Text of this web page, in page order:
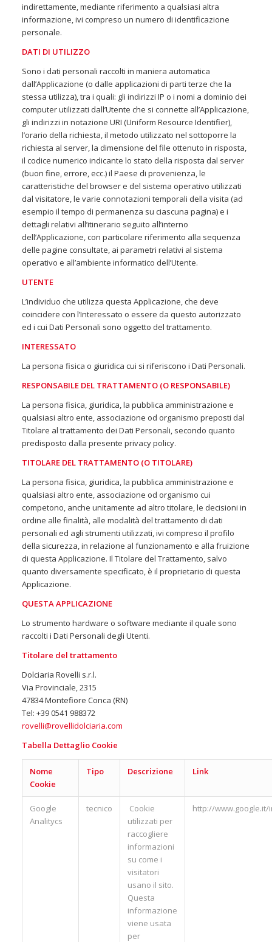
indirettamente, mediante riferimento a qualsiasi altra
informazione, ivi compreso un numero di identificazione
personale.
DATI DI UTILIZZO
Sono i dati personali raccolti in maniera automatica
dall’Applicazione (o dalle applicazioni di parti terze che la
stessa utilizza), tra i quali: gli indirizzi IP o i nomi a dominio dei
computer utilizzati dall’Utente che si connette all’Applicazione,
gli indirizzi in notazione URI (Uniform Resource Identifier),
l’orario della richiesta, il metodo utilizzato nel sottoporre la
richiesta al server, la dimensione del file ottenuto in risposta,
il codice numerico indicante lo stato della risposta dal server
(buon fine, errore, ecc.) il Paese di provenienza, le
caratteristiche del browser e del sistema operativo utilizzati
dal visitatore, le varie connotazioni temporali della visita (ad
esempio il tempo di permanenza su ciascuna pagina) e i
dettagli relativi all’itinerario seguito all’interno
dell’Applicazione, con particolare riferimento alla sequenza
delle pagine consultate, ai parametri relativi al sistema
operativo e all’ambiente informatico dell’Utente.
UTENTE
L’individuo che utilizza questa Applicazione, che deve
coincidere con l’Interessato o essere da questo autorizzato
ed i cui Dati Personali sono oggetto del trattamento.
INTERESSATO
La persona fisica o giuridica cui si riferiscono i Dati Personali.
RESPONSABILE DEL TRATTAMENTO (O RESPONSABILE)
La persona fisica, giuridica, la pubblica amministrazione e
qualsiasi altro ente, associazione od organismo preposti dal
Titolare al trattamento dei Dati Personali, secondo quanto
predisposto dalla presente privacy policy.
TITOLARE DEL TRATTAMENTO (O TITOLARE)
La persona fisica, giuridica, la pubblica amministrazione e
qualsiasi altro ente, associazione od organismo cui
competono, anche unitamente ad altro titolare, le decisioni in
ordine alle finalità, alle modalità del trattamento di dati
personali ed agli strumenti utilizzati, ivi compreso il profilo
della sicurezza, in relazione al funzionamento e alla fruizione
di questa Applicazione. Il Titolare del Trattamento, salvo
quanto diversamente specificato, è il proprietario di questa
Applicazione.
QUESTA APPLICAZIONE
Lo strumento hardware o software mediante il quale sono
raccolti i Dati Personali degli Utenti.
Titolare del trattamento
Dolciaria Rovelli s.r.l.
Via Provinciale, 2315
47834 Montefiore Conca (RN)
Tel: +39 0541 988372
rovelli@rovellidolciaria.com
Tabella Dettaglio Cookie
Nome
Cookie
Tipo Descrizione Link
Google
Analitycs
tecnico
Cookie
utilizzati per
raccogliere
informazioni
su come i
visitatori
usano il sito.
Questa
informazione
viene usata
per
http://